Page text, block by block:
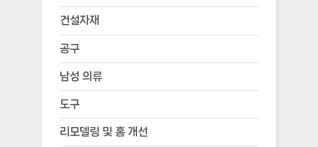
건설자재
공구
남성 의류
도구
리모델링 및 홈 개선